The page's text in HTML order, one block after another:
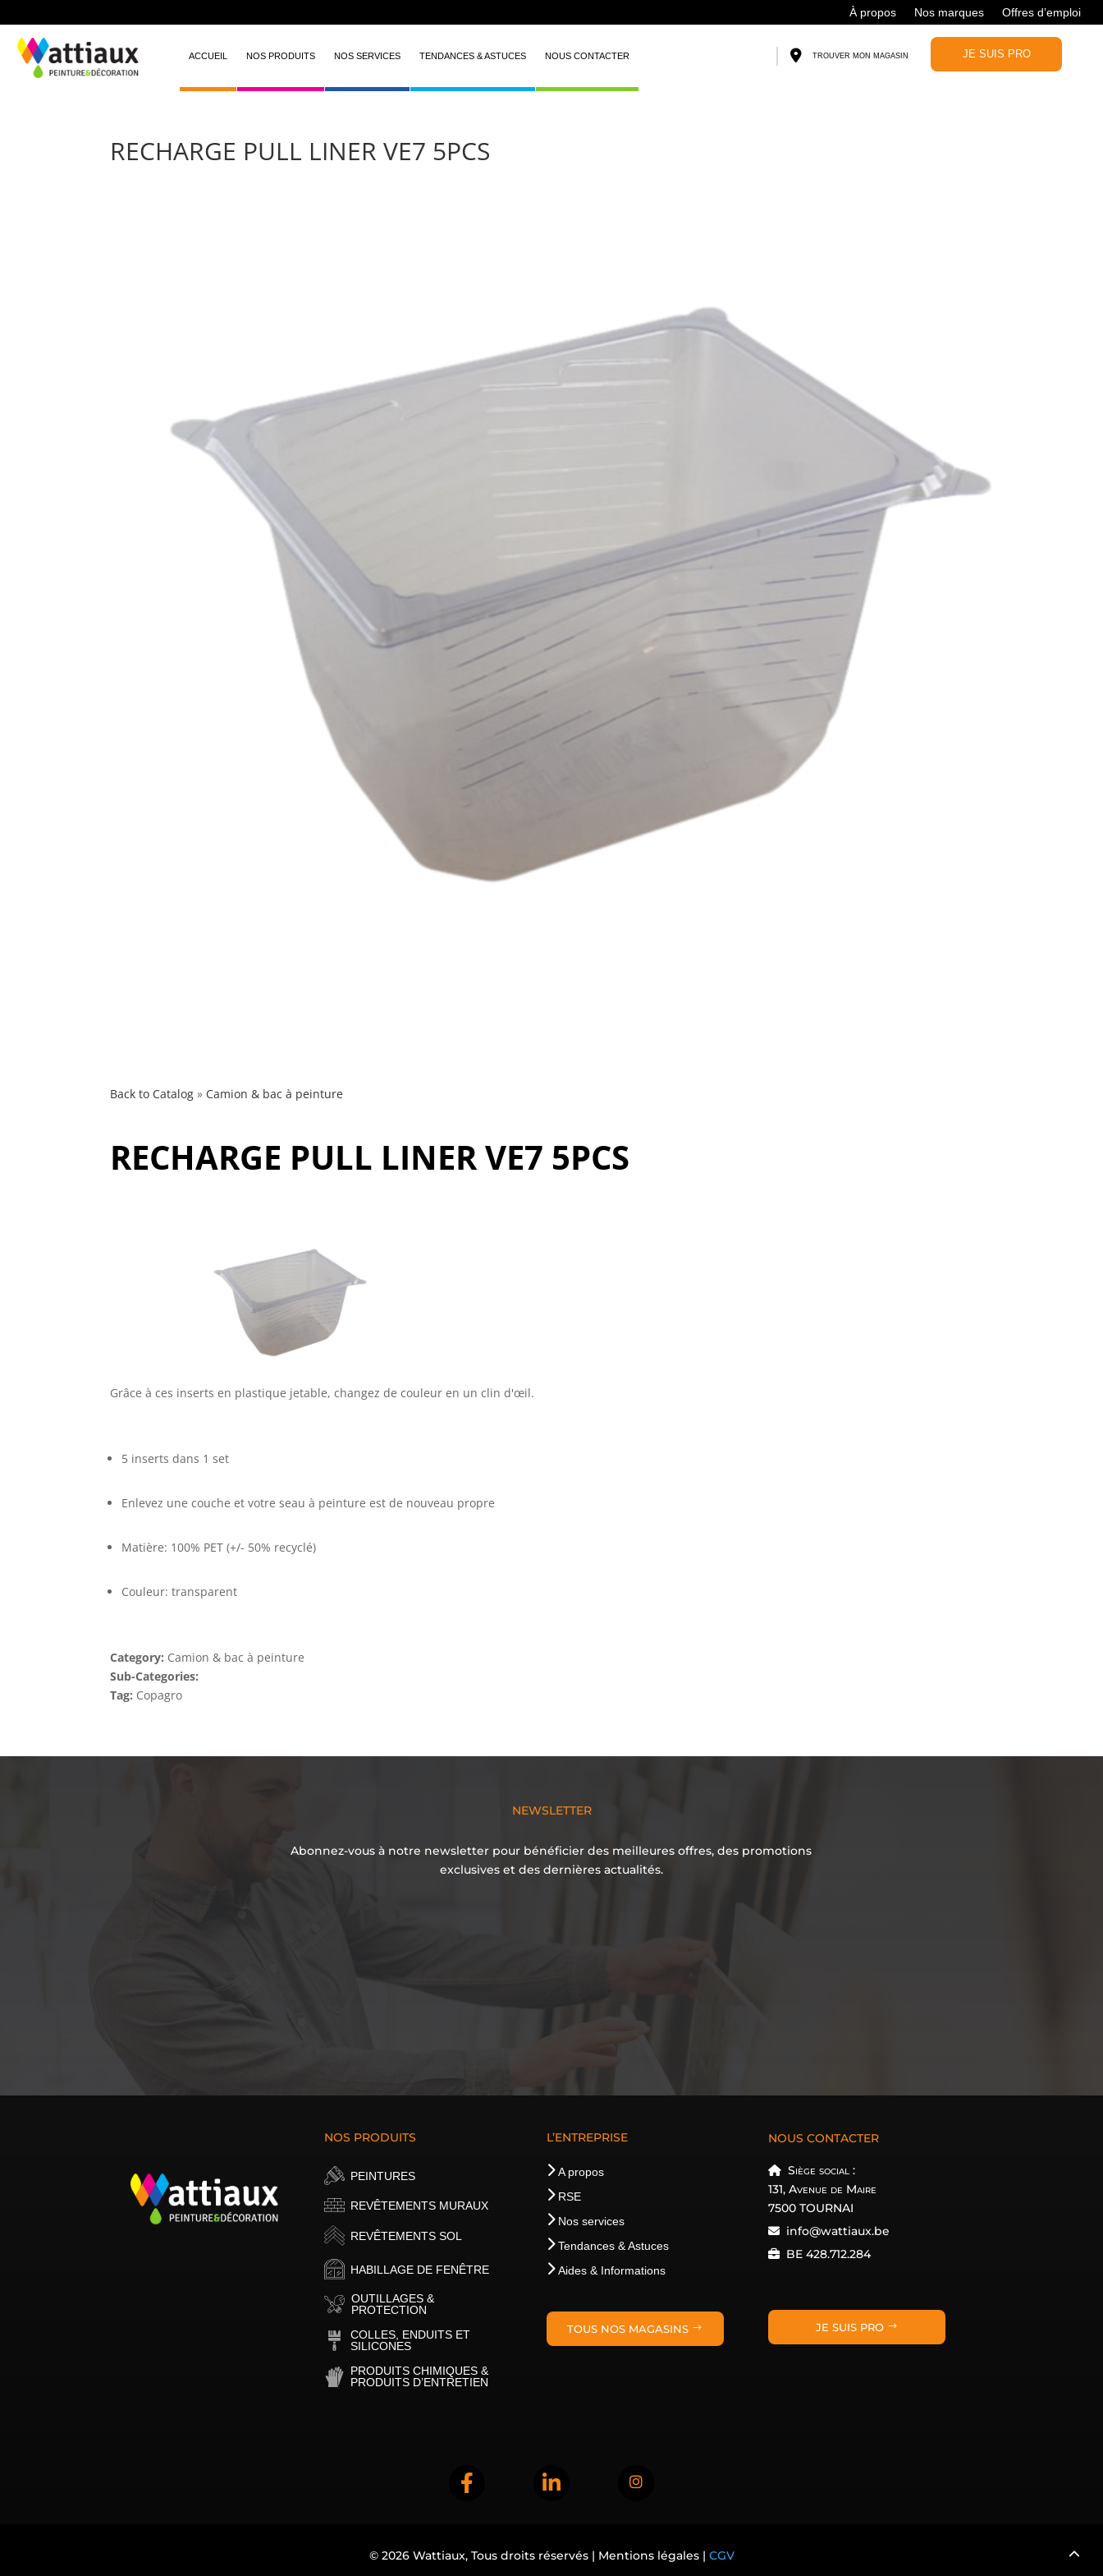
À propos Nos marques Offres d’emploi
ACCUEIL NOS PRODUITS NOS SERVICES TENDANCES & ASTUCES NOUS CONTACTER TROUVER MON MAGASIN JE SUIS PRO
RECHARGE PULL LINER VE7 5PCS
Back to Catalog Camion & bac à peinture
RECHARGE PULL LINER VE7 5PCS
Grâce à ces inserts en plastique jetable, changez de couleur en un clin d'œil.
5 inserts dans 1 set
Enlevez une couche et votre seau à peinture est de nouveau propre
Matière: 100% PET (+/- 50% recyclé)
Couleur: transparent
Category: Camion & bac à peinture
Sub-Categories:
Tag: Copagro
NEWSLETTER
Abonnez-vous à notre newsletter pour bénéficier des meilleures offres, des promotions
exclusives et des dernières actualités.
NOS PRODUITS
PEINTURES
REVÊTEMENTS MURAUX
REVÊTEMENTS SOL
HABILLAGE DE FENÊTRE
OUTILLAGES &
PROTECTION
COLLES, ENDUITS ET
SILICONES
PRODUITS CHIMIQUES &
PRODUITS D’ENTRETIEN
L’ENTREPRISE
A propos
RSE
Nos services
Tendances & Astuces
Aides & Informations
TOUS NOS MAGASINS
NOUS CONTACTER
Siège social :
131, Avenue de Maire
7500 TOURNAI
info@wattiaux.be
BE 428.712.284
JE SUIS PRO
© 2026 Wattiaux, Tous droits réservés | Mentions légales | CGV